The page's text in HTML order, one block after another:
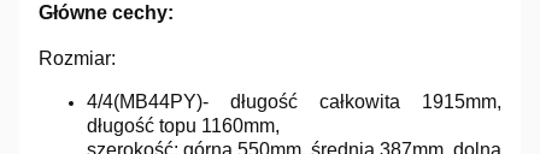
Główne cechy:
Rozmiar:
4/4(MB44PY)- długość całkowita 1915mm,
długość topu 1160mm,
szerokość: górna 550mm, średnia 387mm, dolna